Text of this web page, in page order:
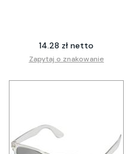
14.28 zł netto
Zapytaj o znakowanie